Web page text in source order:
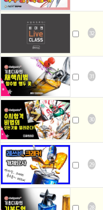
32
31
30
29
28